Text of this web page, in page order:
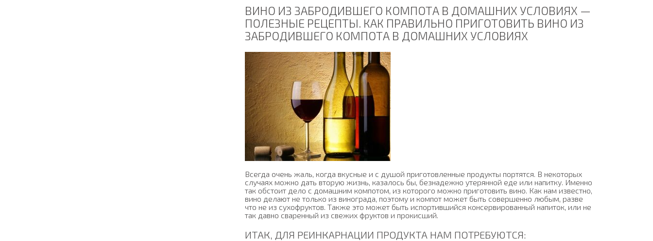
ВИНО ИЗ ЗАБРОДИВШЕГО КОМПОТА В ДОМАШНИХ УСЛОВИЯХ —
ПОЛЕЗНЫЕ РЕЦЕПТЫ. КАК ПРАВИЛЬНО ПРИГОТОВИТЬ ВИНО ИЗ
ЗАБРОДИВШЕГО КОМПОТА В ДОМАШНИХ УСЛОВИЯХ
Всегда очень жаль, когда вкусные и с душой приготовленные продукты портятся. В некоторых
случаях можно дать вторую жизнь, казалось бы, безнадежно утерянной еде или напитку. Именно
так обстоит дело с домашним компотом, из которого можно приготовить вино. Как нам известно,
вино делают не только из винограда, поэтому и компот может быть совершенно любым, разве
что не из сухофруктов. Также это может быть испортившийся консервированный напиток, или не
так давно сваренный из свежих фруктов и прокисший.
ИТАК, ДЛЯ РЕИНКАРНАЦИИ ПРОДУКТА НАМ ПОТРЕБУЮТСЯ: